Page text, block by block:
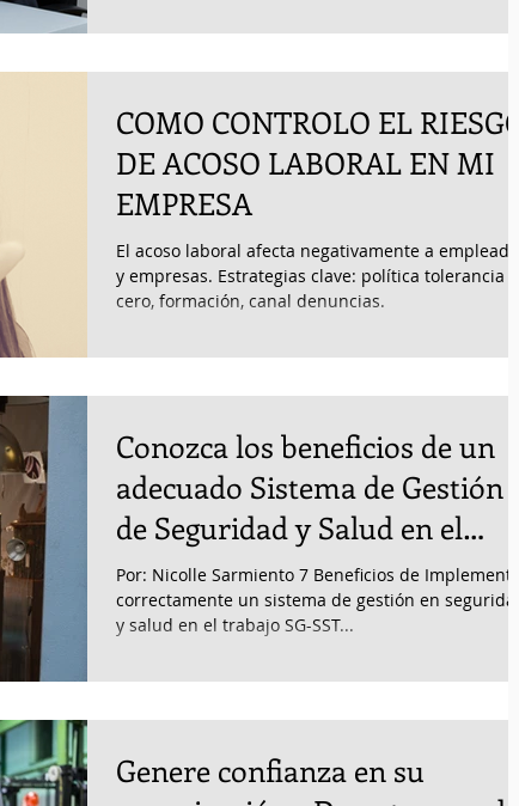
COMO CONTROLO EL RIESGO
DE ACOSO LABORAL EN MI
EMPRESA
El acoso laboral afecta negativamente a empleados
y empresas. Estrategias clave: política tolerancia
cero, formación, canal denuncias.
Conozca los beneficios de un
adecuado Sistema de Gestión
de Seguridad y Salud en el
Trabajo SG-SST
Por: Nicolle Sarmiento 7 Beneficios de Implementar
correctamente un sistema de gestión en seguridad
y salud en el trabajo SG-SST...
Genere confianza en su